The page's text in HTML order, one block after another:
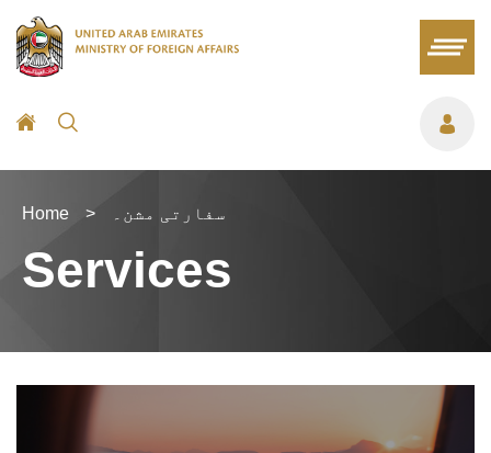
Home > سفارتی مشن۔
Services